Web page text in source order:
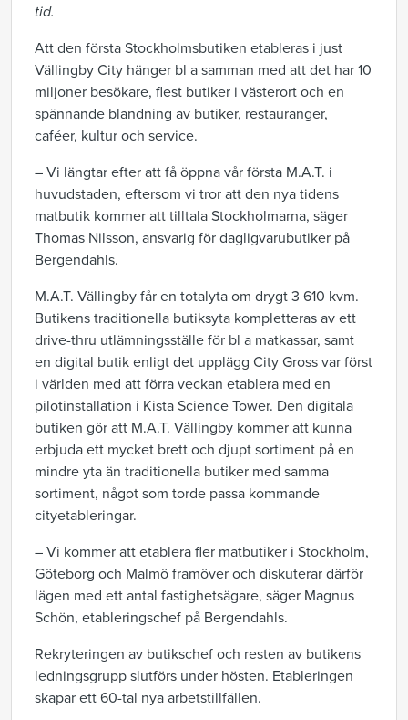
tid.
Att den första Stockholmsbutiken etableras i just
Vällingby City hänger bl a samman med att det har 10
miljoner besökare, flest butiker i västerort och en
spännande blandning av butiker, restauranger,
caféer, kultur och service.
– Vi längtar efter att få öppna vår första M.A.T. i
huvudstaden, eftersom vi tror att den nya tidens
matbutik kommer att tilltala Stockholmarna, säger
Thomas Nilsson, ansvarig för dagligvarubutiker på
Bergendahls.
M.A.T. Vällingby får en totalyta om drygt 3 610 kvm.
Butikens traditionella butiksyta kompletteras av ett
drive-thru utlämningsställe för bl a matkassar, samt
en digital butik enligt det upplägg City Gross var först
i världen med att förra veckan etablera med en
pilotinstallation i Kista Science Tower. Den digitala
butiken gör att M.A.T. Vällingby kommer att kunna
erbjuda ett mycket brett och djupt sortiment på en
mindre yta än traditionella butiker med samma
sortiment, något som torde passa kommande
cityetableringar.
– Vi kommer att etablera fler matbutiker i Stockholm,
Göteborg och Malmö framöver och diskuterar därför
lägen med ett antal fastighetsägare, säger Magnus
Schön, etableringschef på Bergendahls.
Rekryteringen av butikschef och resten av butikens
ledningsgrupp slutförs under hösten. Etableringen
skapar ett 60-tal nya arbetstillfällen.